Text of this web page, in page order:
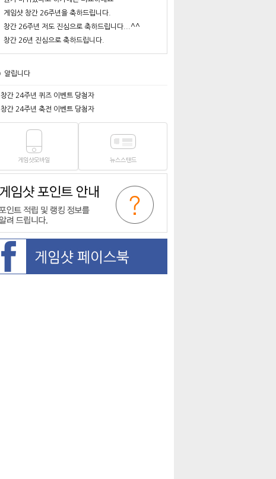
게임샷 창간 26주년을 축하드립니다.
창간 26주년 저도 진심으로 축하드립니다...^^
창간 26년 진심으로 축하드립니다.
알립니다
창간 24주년 퀴즈 이벤트 당첨자
창간 24주년 축전 이벤트 당첨자
게임샷모바일 뉴스스탠드